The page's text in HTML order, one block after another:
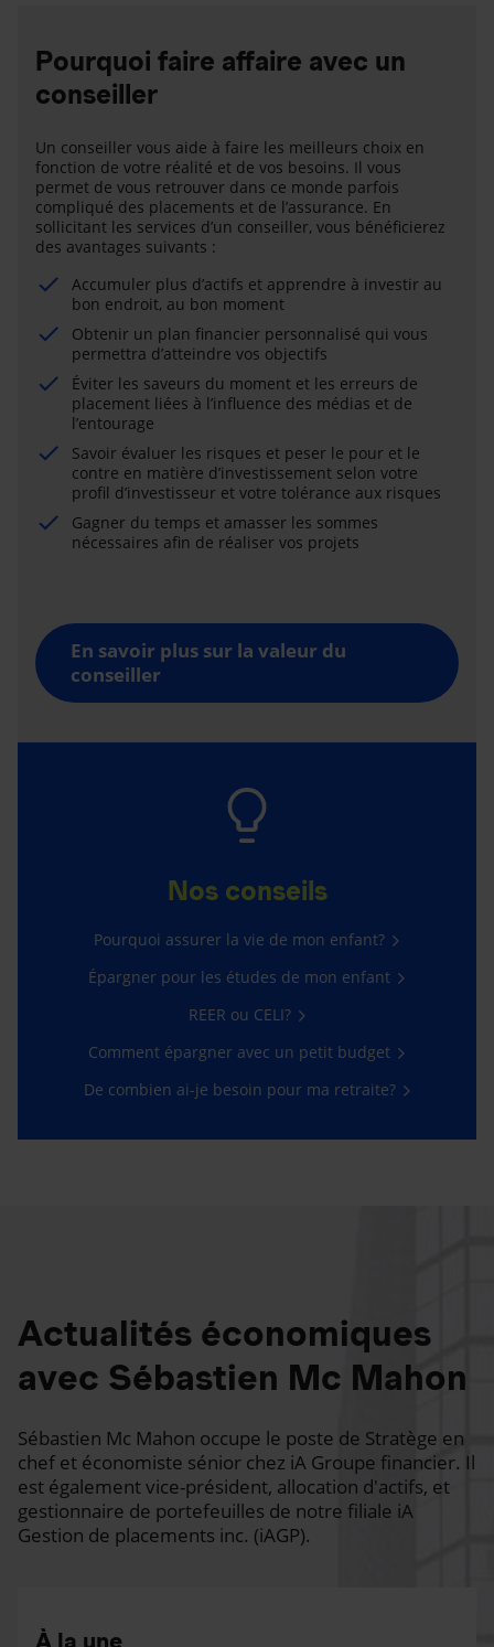
Pourquoi faire affaire avec un
conseiller
Un conseiller vous aide à faire les meilleurs choix en
fonction de votre réalité et de vos besoins. Il vous
permet de vous retrouver dans ce monde parfois
compliqué des placements et de l’assurance. En
sollicitant les services d’un conseiller, vous bénéficierez
des avantages suivants :
Accumuler plus d’actifs et apprendre à investir au
bon endroit, au bon moment
Obtenir un plan financier personnalisé qui vous
permettra d’atteindre vos objectifs
Éviter les saveurs du moment et les erreurs de
placement liées à l’influence des médias et de
l’entourage
Savoir évaluer les risques et peser le pour et le
contre en matière d’investissement selon votre
profil d’investisseur et votre tolérance aux risques
Gagner du temps et amasser les sommes
nécessaires afin de réaliser vos projets
En savoir plus sur la valeur du
conseiller
Nos conseils
Pourquoi assurer la vie de mon enfant?
Épargner pour les études de mon enfant
REER ou CELI?
Comment épargner avec un petit budget
De combien ai-je besoin pour ma retraite?
Actualités économiques
avec Sébastien Mc Mahon
Sébastien Mc Mahon occupe le poste de Stratège en
chef et économiste sénior chez iA Groupe financier. Il
est également vice-président, allocation d'actifs, et
gestionnaire de portefeuilles de notre filiale iA
Gestion de placements inc. (iAGP).
À la une